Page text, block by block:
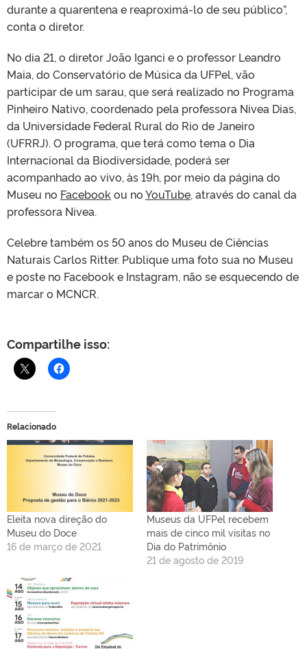
durante a quarentena e reaproximá-lo de seu público”,
conta o diretor.
No dia 21, o diretor João Iganci e o professor Leandro
Maia, do Conservatório de Música da UFPel, vão
participar de um sarau, que será realizado no Programa
Pinheiro Nativo, coordenado pela professora Nivea Dias,
da Universidade Federal Rural do Rio de Janeiro
(UFRRJ). O programa, que terá como tema o Dia
Internacional da Biodiversidade, poderá ser
acompanhado ao vivo, às 19h, por meio da página do
Museu no Facebook ou noYouTube, através do canal da
professora Nivea.
Celebre também os 50 anos do Museu de Ciências
Naturais Carlos Ritter. Publique uma foto sua no Museu
e poste no Facebook e Instagram, não se esquecendo de
marcar o MCNCR.
Compartilhe isso:
Relacionado
Eleita nova direção do
Museu do Doce
16 de março de 2021
Museus da UFPel recebem
mais de cinco mil visitas no
Dia do Patrimônio
21 de agosto de 2019